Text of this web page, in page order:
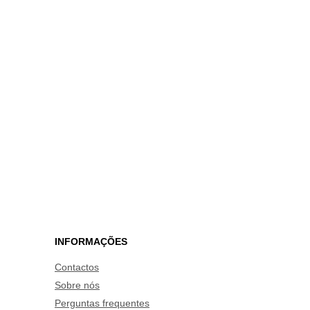
INFORMAÇÕES
Contactos
Sobre nós
Perguntas frequentes